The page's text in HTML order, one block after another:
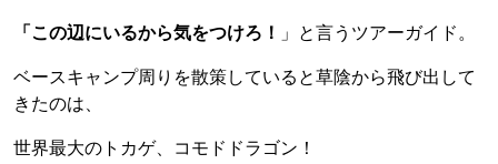
「この辺にいるから気をつけろ！ 」と言うツアーガイド。
ベースキャンプ周りを散策していると草陰から飛び出して
きたのは、
世界最大のトカゲ、コモドドラゴン！